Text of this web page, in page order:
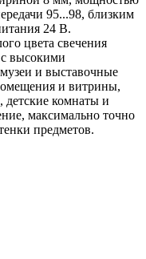
95...98, близким
24 В.
цвета свечения
высокими
и выставочные
и витрины,
детские комнаты и
максимально точно
предметов.